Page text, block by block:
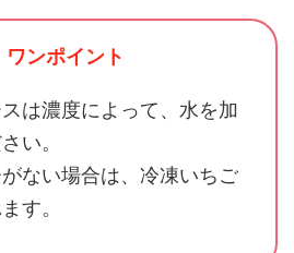
ワンポイント
は濃度によって、水を加
い。
ない場合は、冷凍いちご
す。